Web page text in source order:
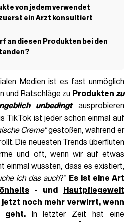
von jedem verwendet
ein Arzt konsultiert
an diesen Produkten bei den
Medien ist es fast unmöglich
und Ratschläge zu Produkten zu
unbedingtausprobieren
TikTok ist jeder schon einmal auf
Creme“gestoßen, während er
Die neuesten Trends überfluten
und oft, wenn wir auf etwas
einmal wussten, dass es existiert,
ich das auch?“ Es ist eine Art
- und
Hautpflegewelt
noch mehr verwirrt, wenn
geht.In letzter Zeit hat eine